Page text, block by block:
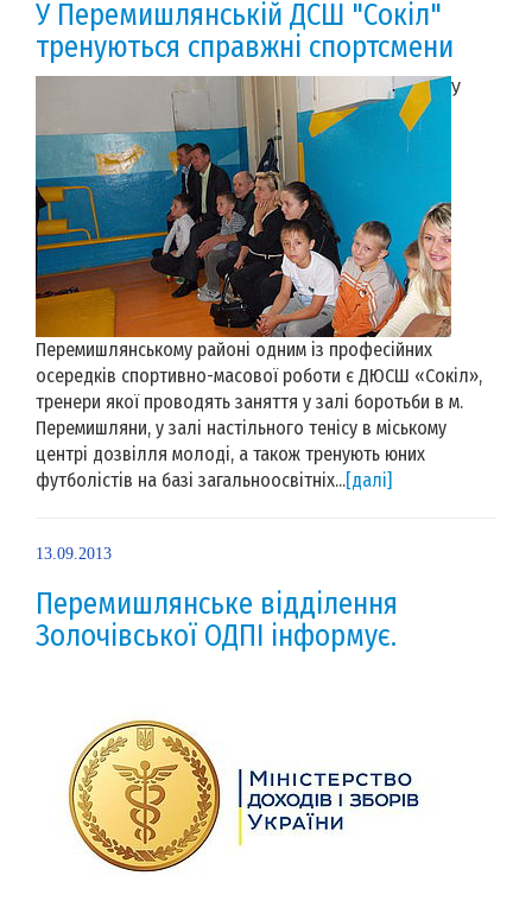
У Перемишлянській ДСШ "Сокіл"
тренуються справжні спортсмени
У
Перемишлянському районі одним із професійних
осередків спортивно-масової роботи є ДЮСШ «Сокіл»,
тренери якої проводять заняття у залі боротьби в м.
Перемишляни, у залі настільного тенісу в міському
центрі дозвілля молоді, а також тренують юних
футболістів на базі загальноосвітніх...[далі]
13.09.2013
Перемишлянське відділення
Золочівської ОДПІ інформує.